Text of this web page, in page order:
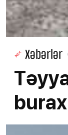
Xəbərlər